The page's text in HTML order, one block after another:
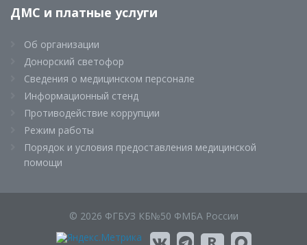
ДМС и платные услуги
Об организации
Донорский светофор
Сведения о медицинском персонале
Информационный стенд
Противодействие коррупции
Режим работы
Порядок и условия предоставления медицинской
помощи
© 2026 ФГБУЗ КБ№50 ФМБА России